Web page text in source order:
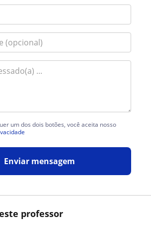
professor
um dos dois botões, você aceita nosso
Enviar mensagem